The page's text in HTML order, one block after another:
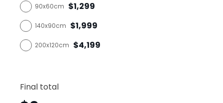
90x60cm $1,299
140x90cm $1,999
200x120cm $4,199
Final total